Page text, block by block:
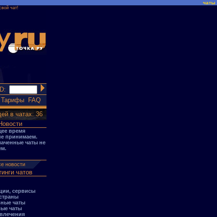
чаты
чат!
Тарифы
FAQ
в чатах: 36
время
принимаем.
чаты не
новости
чатов
сервисы
чаты
чаты